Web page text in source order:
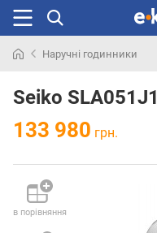
раніше
Наручні годинники
Seiko SLA051J1
133 980 грн.
в порівняння